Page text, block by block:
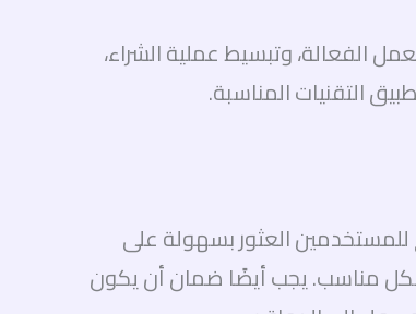
الفعالة، وتبسيط عملية الشراء،
التقنيات المناسبة.
العثور بسهولة على
مناسب. يجب أيضًا ضمان أن يكون